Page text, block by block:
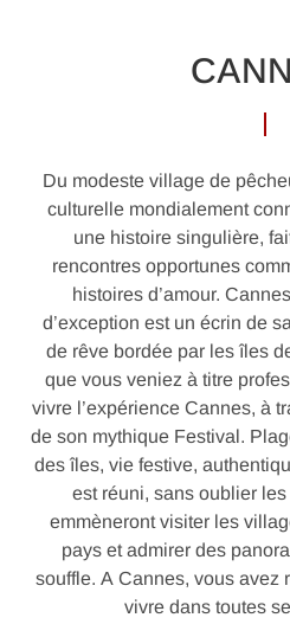
Du modeste village de
culturelle mondialement
une histoire singulière,
rencontres opportunes
histoires d’amour.
d’exception est un écrin de
de rêve bordée par les îles
que vous veniez à titre
vivre l’expérience Cannes, à
de son mythique Festival.
des îles, vie festive,
est réuni, sans oublier
emmèneront visiter les
pays et admirer des
souffle. A Cannes, vous avez
vivre dans toutes